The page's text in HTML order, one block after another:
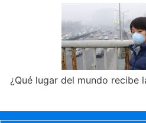
¿Qué lugar del mundo recibe